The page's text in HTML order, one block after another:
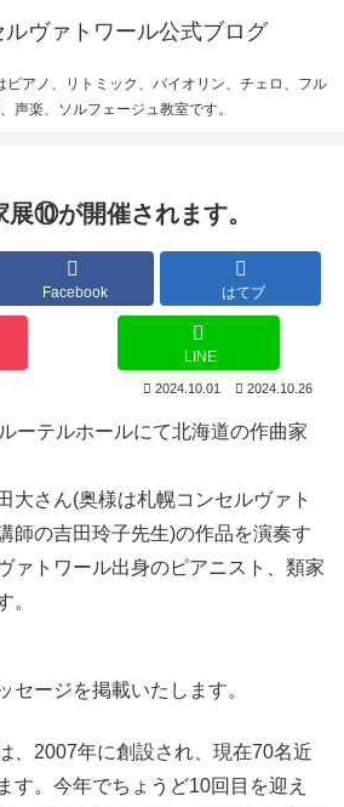
ピアノ、リトミック、バイオリン、チェロ、フル
声楽、ソルフェージュ教室です。
展⑩が開催されます。
Facebook はてブ
LINE
2024.10.01 2024.10.26
ーテルホールにて北海道の作曲家
大さん(奥様は札幌コンセルヴァト
師の吉田玲子先生)の作品を演奏す
ァトワール出身のピアニスト、類家
。
セージを掲載いたします。
、2007年に創設され、現在70名近
す。今年でちょうど10回目を迎え